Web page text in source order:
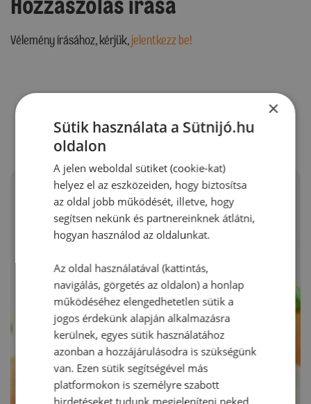
Vélemény írásához, kérjük,jelentkezz be!
RECEPTAJÁNLÓ ×
Sütik használata a Sütnijó.hu
oldalon
A jelen weboldal sütiket (cookie-kat)
helyez el az eszközeiden, hogy biztosítsa
az oldal jobb működését, illetve, hogy
segítsen nekünk és partnereinknek átlátni,
hogyan használod az oldalunkat.
Az oldal használatával (kattintás,
navigálás, görgetés az oldalon) a honlap
működéséhez elengedhetetlen sütik a
jogos érdekünk alapján alkalmazásra
kerülnek, egyes sütik használatához
azonban a hozzájárulásodra is szükségünk
van. Ezen sütik segítségével más
platformokon is személyre szabott
hirdetéseket tudunk megjeleníteni neked.